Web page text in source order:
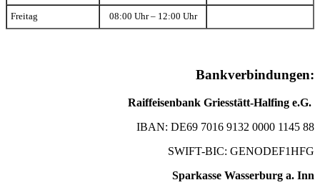
Freitag 08:00 Uhr – 12:00 Uhr
Bankverbindungen:
Raiffeisenbank Griesstätt-Halfing e.G.
IBAN: DE69 7016 9132 0000 1145 88
SWIFT-BIC: GENODEF1HFG
Sparkasse Wasserburg a. Inn